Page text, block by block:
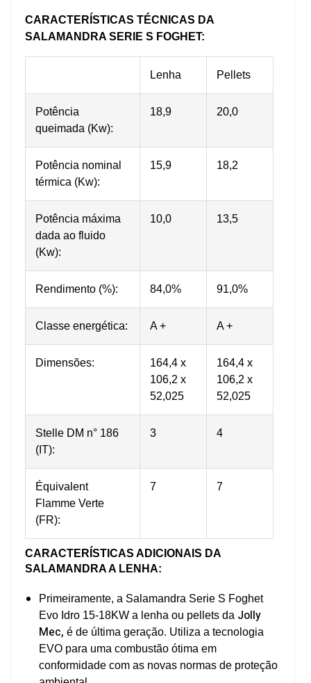
CARACTERÍSTICAS TÉCNICAS DA
SALAMANDRA SERIE S FOGHET:
Lenha Pellets
Potência
queimada (Kw):
18,9 20,0
Potência nominal
térmica (Kw):
15,9 18,2
Potência máxima
dada ao fluido
(Kw):
10,0 13,5
Rendimento (%): 84,0% 91,0%
Classe energética: A + A +
Dimensões:
164,4 x
106,2 x
52,025
164,4 x
106,2 x
52,025
Stelle DM n° 186
(IT):
3 4
Équivalent
Flamme Verte
(FR):
7 7
CARACTERÍSTICAS ADICIONAIS DA
SALAMANDRA A LENHA:
Primeiramente, a Salamandra Serie S Foghet
Evo Idro 15-18KW a lenha ou pellets da Jolly
Mec, é de última geração. Utiliza a tecnologia
EVO para uma combustão ótima em
conformidade com as novas normas de proteção